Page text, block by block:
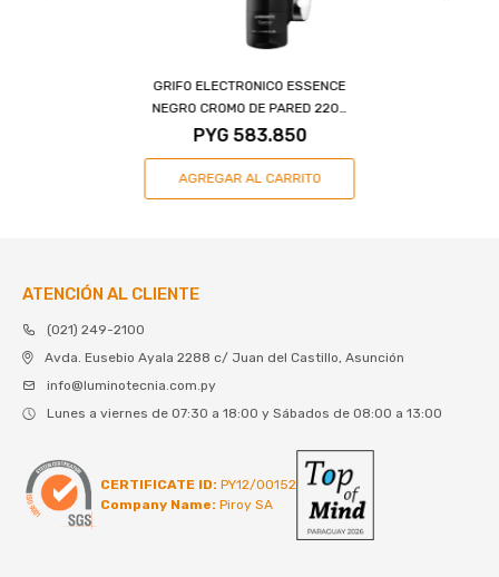
GRIFO ELECTRONICO ESSENCE
NEGRO CROMO DE PARED 220V
5500W
PYG 583.850
ATENCIÓN AL CLIENTE
(021) 249-2100
Avda. Eusebio Ayala 2288 c/ Juan del Castillo, Asunción
info@luminotecnia.com.py
Lunes a viernes de 07:30 a 18:00 y Sábados de 08:00 a 13:00
CERTIFICATE ID: PY12/00152
Company Name: Piroy SA